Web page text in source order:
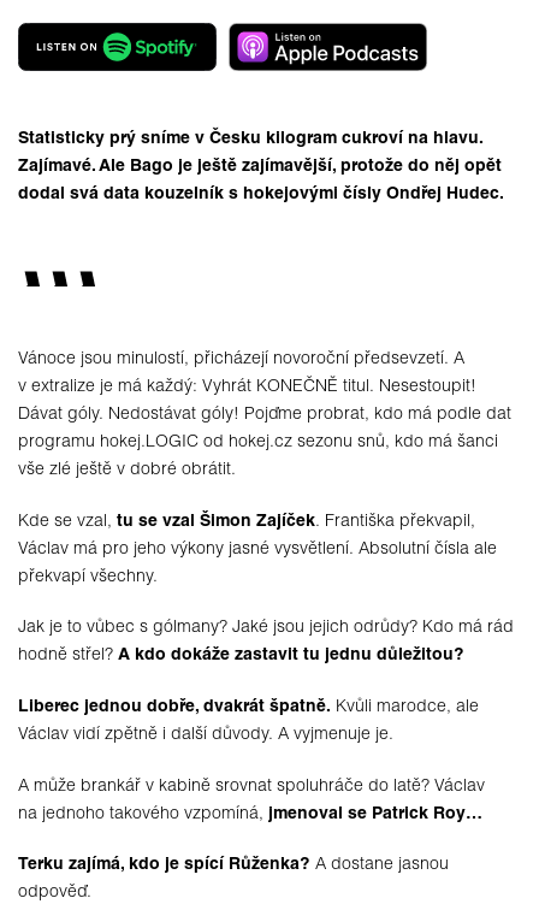
Statisticky prý sníme v Česku kilogram cukroví na hlavu.
Zajímavé. Ale Bago je ještě zajímavější, protože do něj opět
dodal svá data kouzelník s hokejovými čísly Ondřej Hudec.
Vánoce jsou minulostí, přicházejí novoroční předsevzetí. A
v extralize je má každý: Vyhrát KONEČNĚ titul. Nesestoupit!
Dávat góly. Nedostávat góly! Pojďme probrat, kdo má podle dat
programu hokej.LOGIC od hokej.cz sezonu snů, kdo má šanci
vše zlé ještě v dobré obrátit.
Kde se vzal, tu se vzal Šimon Zajíček. Františka překvapil,
Václav má pro jeho výkony jasné vysvětlení. Absolutní čísla ale
překvapí všechny.
Jak je to vůbec s gólmany? Jaké jsou jejich odrůdy? Kdo má rád
hodně střel? A kdo dokáže zastavit tu jednu důležitou?
Liberec jednou dobře, dvakrát špatně. Kvůli marodce, ale
Václav vidí zpětně i další důvody. A vyjmenuje je.
A může brankář v kabině srovnat spoluhráče do latě? Václav
na jednoho takového vzpomíná, jmenoval se Patrick Roy…
Terku zajímá, kdo je spící Růženka? A dostane jasnou
odpověď.